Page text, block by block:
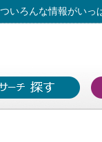
いろんな情報がいっ